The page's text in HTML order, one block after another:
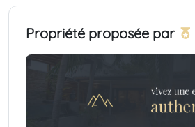
Propriété proposée par